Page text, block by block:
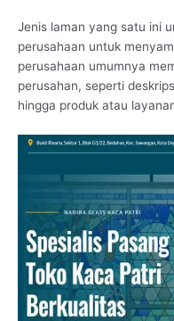
Jenis laman yang satu ini
perusahaan untuk
perusahaan umumnya
perusahan, seperti
hingga produk atau